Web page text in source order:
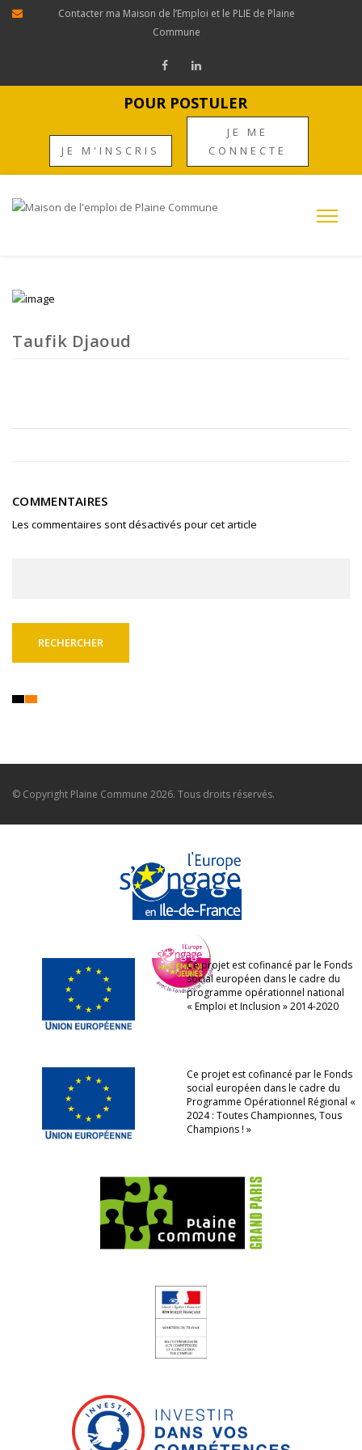
Contacter ma Maison de l’Emploi et le PLIE de Plaine
Commune
POUR POSTULER
JE M'INSCRIS
JE ME
CONNECTE
Taufik Djaoud
COMMENTAIRES
Les commentaires sont désactivés pour cet article
© Copyright Plaine Commune 2026. Tous droits réservés.
Ce projet est cofinancé par le Fonds
social européen dans le cadre du
programme opérationnel national
« Emploi et Inclusion » 2014-2020
Ce projet est cofinancé par le Fonds
social européen dans le cadre du
Programme Opérationnel Régional «
2024 : Toutes Championnes, Tous
Champions ! »